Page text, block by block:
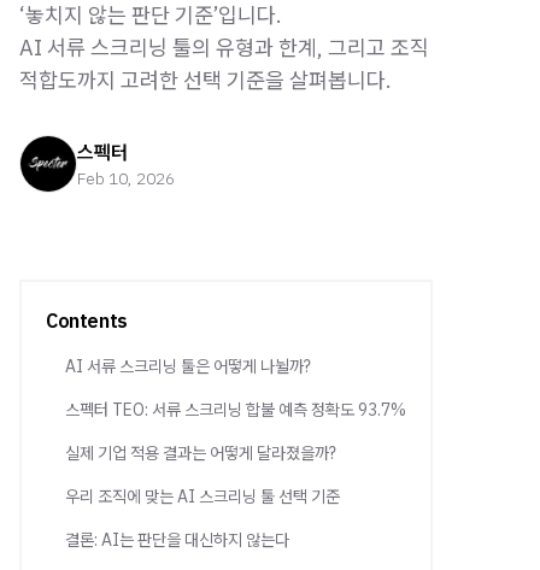
‘놓치지 않는 판단 기준’입니다.
AI 서류 스크리닝 툴의 유형과 한계, 그리고 조직
적합도까지 고려한 선택 기준을 살펴봅니다.
스펙터
Feb 10, 2026
Contents
AI 서류 스크리닝 툴은 어떻게 나뉠까?
스펙터 TEO: 서류 스크리닝 합불 예측 정확도 93.7%
실제 기업 적용 결과는 어떻게 달라졌을까?
우리 조직에 맞는 AI 스크리닝 툴 선택 기준
결론: AI는 판단을 대신하지 않는다